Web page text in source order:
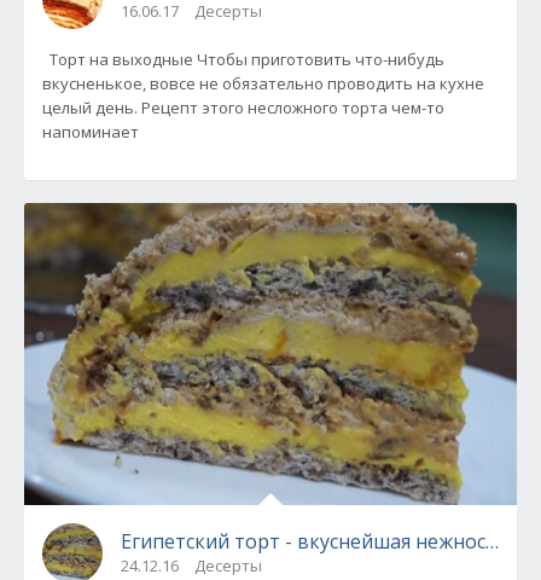
16.06.17 Десерты
Торт на выходные Чтобы приготовить что-нибудь
вкусненькое, вовсе не обязательно проводить на кухне
целый день. Рецепт этого несложного торта чем-то
напоминает
Египетский торт - вкуснейшая нежность!
24.12.16 Десерты